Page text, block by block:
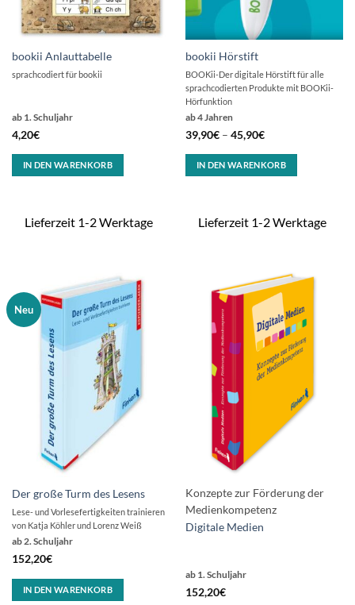
bookii Anlauttabelle
ab 1. Schuljahr
4,20€
sprachcodiert für bookii
IN DEN WARENKORB
Lieferzeit 1-2 Werktage
bookii Hörstift
ab 4 Jahren
39,90€– 45,90€
BOOKii-Der digitale Hörstift für alle
sprachcodierten Produkte mit BOOKii-
Hörfunktion
IN DEN WARENKORB
Lieferzeit 1-2 Werktage
Neu
Der große Turm des Lesens
ab 2. Schuljahr
152,20€
L ese- und Vorlesefertigkeiten trainieren
von Katja Köhler und Lorenz Weiß
IN DEN WARENKORB
Digitale Medien
ab 1. Schuljahr
152,20€
Konzepte zur Förderung der
Medienkompetenz